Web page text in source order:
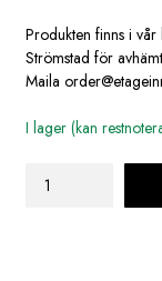
Produkten finns i
Strömstad för
Maila
I lager (kan
Mind